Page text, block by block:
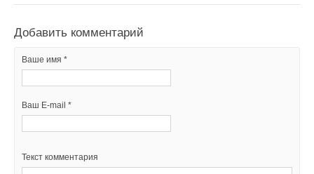
Добавить комментарий
Ваше имя *
Ваш E-mail *
Текст комментария